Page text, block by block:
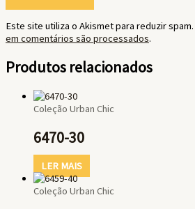
Este site utiliza o Akismet para reduzir spam.
em comentários são processados.
Produtos relacionados
Coleção Urban Chic
6470-30
LER MAIS
Coleção Urban Chic